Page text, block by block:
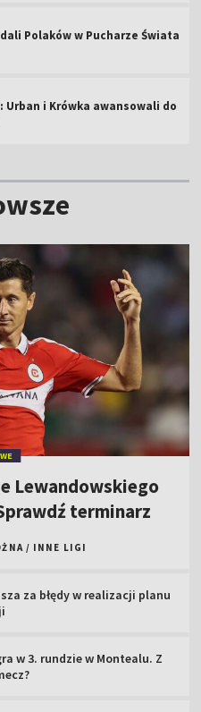
Polaków w Pucharze Świata
Urban i Krówka awansowali do
Lewandowskiego
terminarz
/ INNE LIGI
za błędy w realizacji planu
w 3. rundzie w Montealu. Z